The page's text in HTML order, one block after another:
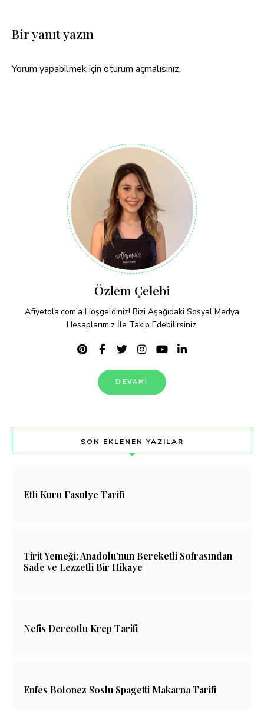
Bir yanıt yazın
Yorum yapabilmek için oturum açmalısınız.
Özlem Çelebi
Afiyetola.com'a Hoşgeldiniz! Bizi Aşağıdaki Sosyal Medya
Hesaplarımız İle Takip Edebilirsiniz.
DEVAMI
SON EKLENEN YAZILAR
Etli Kuru Fasulye Tarifi
Tirit Yemeği: Anadolu’nun Bereketli Sofrasından
Sade ve Lezzetli Bir Hikaye
Nefis Dereotlu Krep Tarifi
Enfes Bolonez Soslu Spagetti Makarna Tarifi